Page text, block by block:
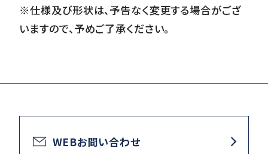
※仕様及び形状は、予告なく変更する場合がござ
いますので、予めご了承ください。
WEBお問い合わせ